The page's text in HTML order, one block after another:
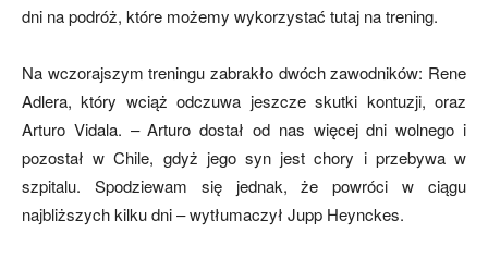
dni na podróż, które możemy wykorzystać tutaj na trening.
Na wczorajszym treningu zabrakło dwóch zawodników: Rene
Adlera, który wciąż odczuwa jeszcze skutki kontuzji, oraz
Arturo Vidala. – Arturo dostał od nas więcej dni wolnego i
pozostał w Chile, gdyż jego syn jest chory i przebywa w
szpitalu. Spodziewam się jednak, że powróci w ciągu
najbliższych kilku dni – wytłumaczył Jupp Heynckes.